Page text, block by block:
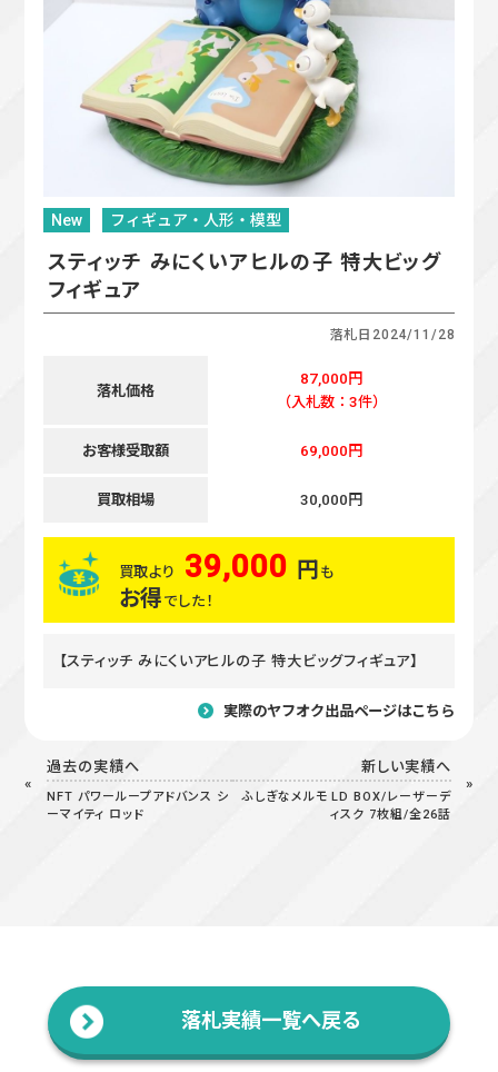
New フィギュア・人形・模型
スティッチ みにくいアヒルの子 特大ビッグ
フィギュア
落札日 2024/11/28
落札価格
87,000円
（入札数：3件）
お客様受取額 69,000円
買取相場 30,000円
買取より 39,000 円 も
お得 でした！
【スティッチ みにくいアヒルの子 特大ビッグフィギュア】
実際のヤフオク出品ページはこちら
過去の実績へ
NFT パワーループアドバンス シ
ーマイティ ロッド
新しい実績へ
ふしぎなメルモ LD BOX/レーザーデ
ィスク 7枚組/全26話
落札実績一覧へ戻る